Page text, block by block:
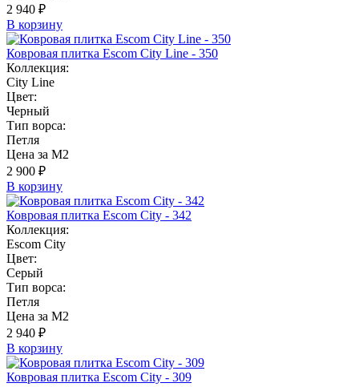
2 940 ₽
В корзину
Ковровая плитка Escom City Line - 350
Коллекция:
City Line
Цвет:
Черный
Тип ворса:
Петля
Цена за М2
2 900 ₽
В корзину
Ковровая плитка Escom City - 342
Коллекция:
Escom City
Цвет:
Серый
Тип ворса:
Петля
Цена за М2
2 940 ₽
В корзину
Ковровая плитка Escom City - 309